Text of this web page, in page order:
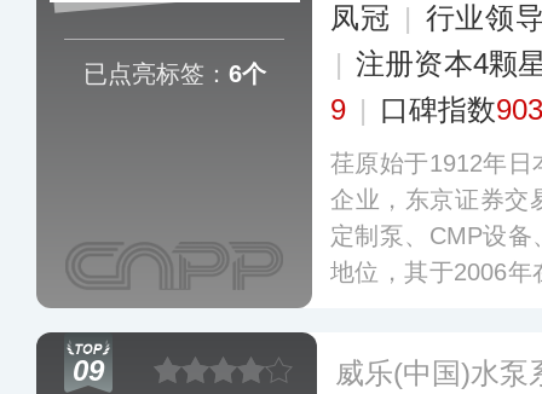
已点亮标签： 6个
凤冠 | 行业领
| 注册资本4颗
9 | 口碑指数903
荏原始于1912年日
企业，东京证券交
定制泵、CMP设
地位，其于2006年
利、供热和水治
09 威乐(中国)水泵